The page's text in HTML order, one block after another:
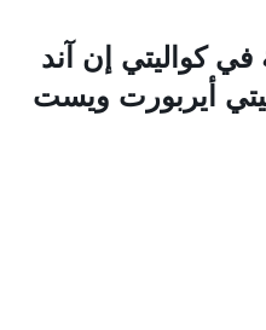
في كواليتي إن آند
أيربورت ويست